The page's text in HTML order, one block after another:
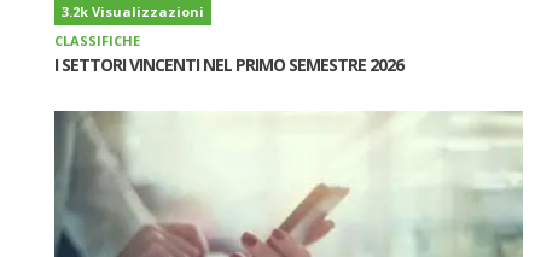
3.2k Visualizzazioni
CLASSIFICHE
I SETTORI VINCENTI NEL PRIMO SEMESTRE 2026